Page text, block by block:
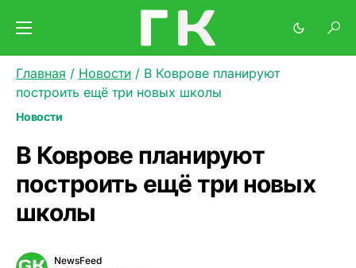
Главная / Новости / В Коврове планируют
построить ещё три новых школы
Новости
В Коврове планируют
построить ещё три новых
школы
NewsFeed